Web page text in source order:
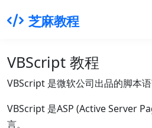
芝麻教程
VBScript 教程
VBScript 是微软公司出品的脚本语
VBScript 是ASP (Active Server
言。